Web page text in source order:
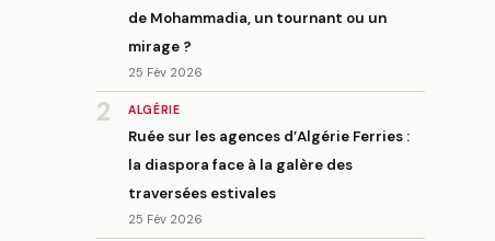
de Mohammadia, un tournant ou un
mirage ?
25 Fév 2026
2 ALGÉRIE
Ruée sur les agences d’Algérie Ferries :
la diaspora face à la galère des
traversées estivales
25 Fév 2026